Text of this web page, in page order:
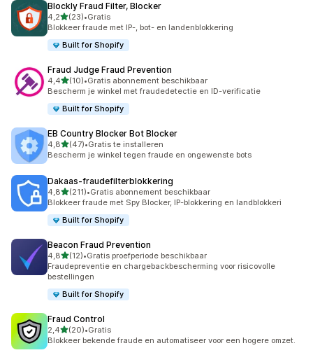
Blockly Fraud Filter, Blocker
4,2van 5 sterren
(23)
23 recensies in totaal
•Gratis
Blokkeer fraude met IP-, bot- en landenblokkering
Built for Shopify
Fraud Judge Fraud Prevention
4,4van 5 sterren
(10)
10 recensies in totaal
•Gratis abonnement beschikbaar
Bescherm je winkel met fraudedetectie en ID-verificatie
Built for Shopify
EB Country Blocker Bot Blocker
4,8van 5 sterren
(47)
47 recensies in totaal
•Gratis te installeren
Bescherm je winkel tegen fraude en ongewenste bots
Dakaas‑fraudefilterblokkering
4,8van 5 sterren
(211)
211 recensies in totaal
•Gratis abonnement beschikbaar
Blokkeer fraude met Spy Blocker, IP-blokkering en landblokkeri
Built for Shopify
Beacon Fraud Prevention
4,8van 5 sterren
(12)
12 recensies in totaal
•Gratis proefperiode beschikbaar
Fraudepreventie en chargebackbescherming voor risicovolle
bestellingen
Built for Shopify
Fraud Control
2,4van 5 sterren
(20)
20 recensies in totaal
•Gratis
Blokkeer bekende fraude en automatiseer voor een hogere omzet.